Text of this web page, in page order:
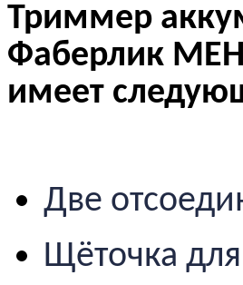
Триммер
Фаберлик МЕН
имеет
Две
Щёточка